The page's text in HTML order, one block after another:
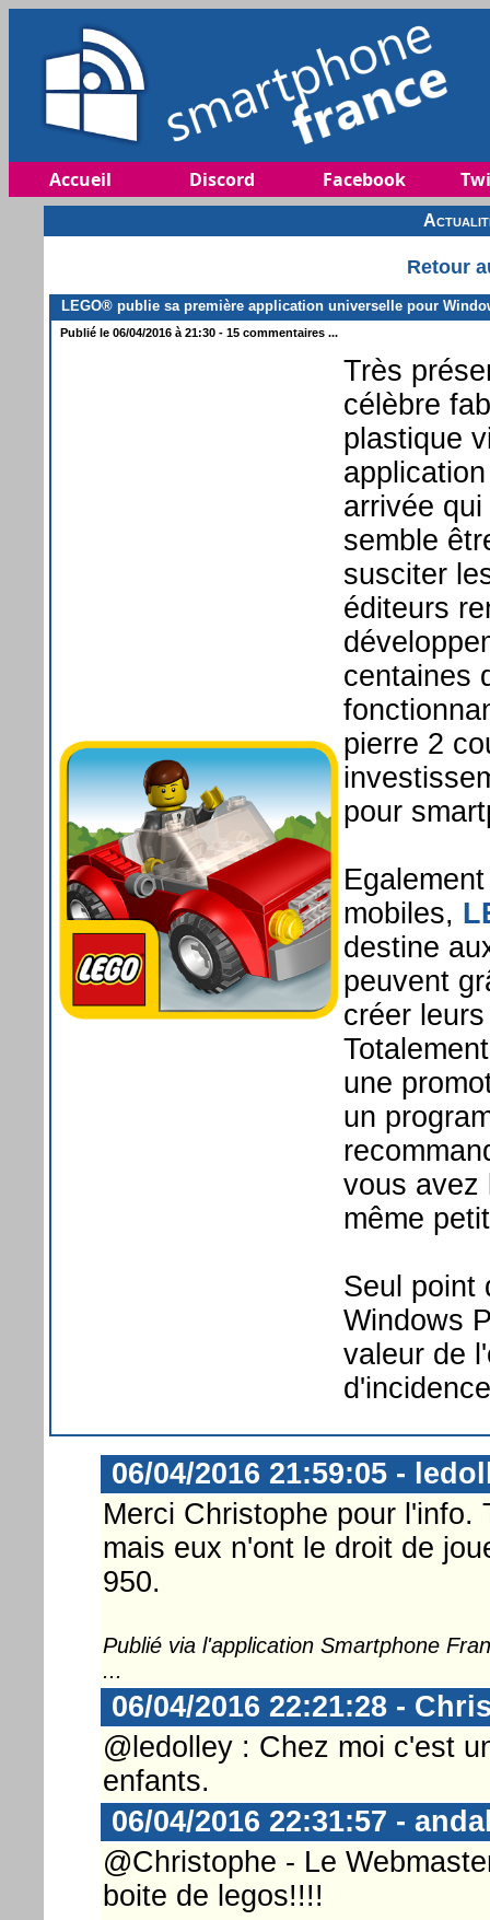
Accueil Discord Facebook
Retour
LEGO® publie sa première application universelle pour
Publié le 06/04/2016 à 21:30 - 15 commentaires ...
Très
célèbre
plastique
arrivée
semble
susciter
éditeurs
centaines
pierre 2
pour
mobiles,
destine
peuvent
créer
une
un
vous avez
même
Seul point
Windows
valeur de
06/04/2016 21:59:05 -
Merci Christophe pour
mais eux n'ont le droit de
950.
Publié via l'application Smartphone
...
06/04/2016 22:21:28 -
@ledolley : Chez moi c'est
enfants.
06/04/2016 22:31:57 -
@Christophe - Le
boite de legos!!!!